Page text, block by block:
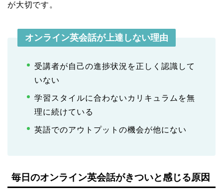
が大切です。
オンライン英会話が上達しない理由
受講者が自己の進捗状況を正しく認識して
いない
学習スタイルに合わないカリキュラムを無
理に続けている
英語でのアウトプットの機会が他にない
毎日のオンライン英会話がきついと感じる原因